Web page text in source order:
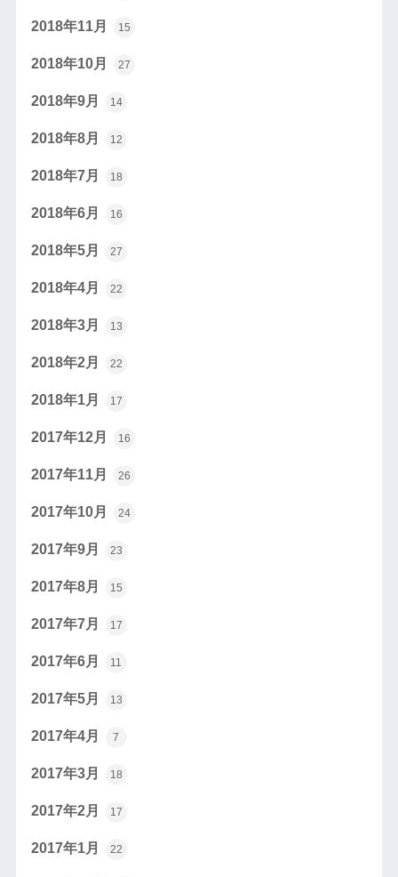
2018年11月 15
2018年10月 27
2018年9月 14
2018年8月 12
2018年7月 18
2018年6月 16
2018年5月 27
2018年4月 22
2018年3月 13
2018年2月 22
2018年1月 17
2017年12月 16
2017年11月 26
2017年10月 24
2017年9月 23
2017年8月 15
2017年7月 17
2017年6月 11
2017年5月 13
2017年4月 7
2017年3月 18
2017年2月 17
2017年1月 22